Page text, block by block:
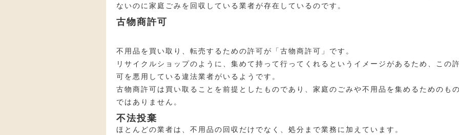
ないのに家庭ごみを回収している業者が存在しているのです。
古物商許可
不用品を買い取り、転売するための許可が「古物商許可」です。
リサイクルショップのように、集めて持って行ってくれるというイメージがあるため、この
可を悪用している違法業者がいるようです。
古物商許可は買い取ることを前提としたものであり、家庭のごみや不用品を集めるためのも
ではありません。
不法投棄
ほとんどの業者は、不用品の回収だけでなく、処分まで業務に加えています。